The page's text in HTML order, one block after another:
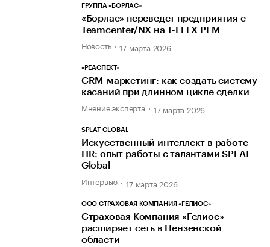
ГРУППА «БОРЛАС»
«Борлас» переведет предприятия с
Teamcenter/NX на T-FLEX PLM
Новость 17 марта 2026
«РЕАСПЕКТ»
CRM-маркетинг: как создать систему
касаний при длинном цикле сделки
Мнение эксперта 17 марта 2026
SPLAT GLOBAL
Искусственный интеллект в работе
HR: опыт работы с талантами SPLAT
Global
Интервью 17 марта 2026
ООО СТРАХОВАЯ КОМПАНИЯ «ГЕЛИОС»
Страховая Компания «Гелиос»
расширяет сеть в Пензенской
области